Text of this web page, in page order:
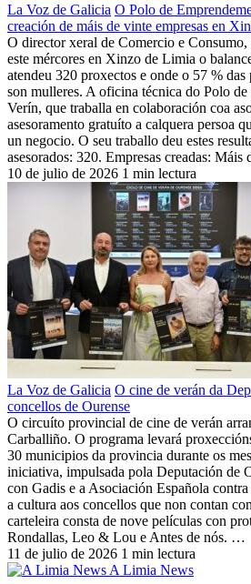
La Voz de Galicia O Polo de
creación de máis de vinte empresas en
O director xeral de Comercio e
este mércores en Xinzo de Limia o
atendeu 320 proxectos e onde o 57 % das
son mulleres. A oficina técnica do Polo
Verín, que traballa en colaboración coa
asesoramento gratuíto a calquera persoa
un negocio. O seu traballo deu estes
asesorados: 320. Empresas creadas:
10 de julio de 2026 1 min lectura
La Voz de Galicia O cine de verán da
concellos de Ourense
O circuíto provincial de cine de verán
Carballiño. O programa levará
30 municipios da provincia durante os
iniciativa, impulsada pola Deputación de
con Gadis e a Asociación Española
a cultura aos concellos que non contan
carteleira consta de nove películas con
Rondallas, Leo & Lou e Antes de nós. …
11 de julio de 2026 1 min lectura
A Limia News